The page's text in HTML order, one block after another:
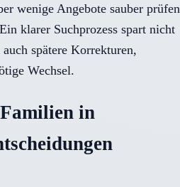
wenige Angebote sauber prüfen
klarer Suchprozess spart nicht
spätere Korrekturen,
Wechsel.
in